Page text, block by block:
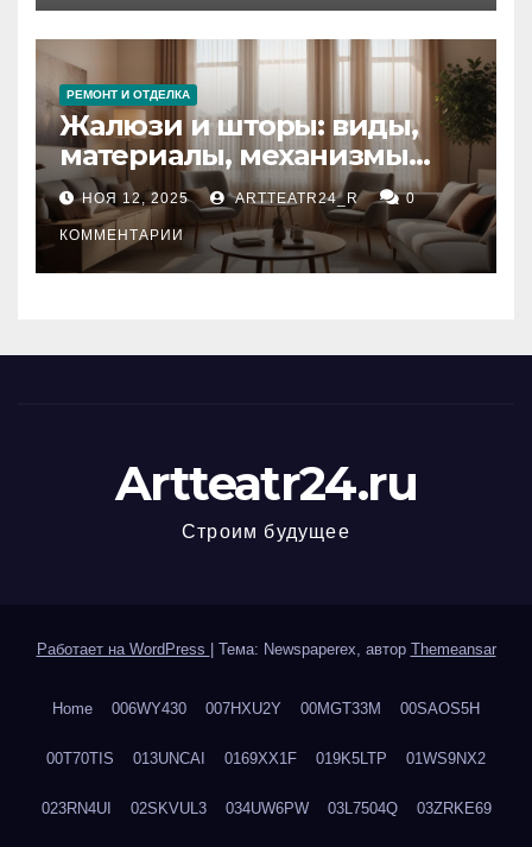
РЕМОНТ И ОТДЕЛКА
Жалюзи и шторы: виды,
материалы, механизмы
управления и уход
НОЯ 12, 2025 ARTTEATR24_R 0
КОММЕНТАРИИ
Artteatr24.ru
Строим будущее
Работает на WordPress | Тема: Newspaperex, автор Themeansar
Home 006WY430 007HXU2Y 00MGT33M 00SAOS5H
00T70TIS 013UNCAI 0169XX1F 019K5LTP 01WS9NX2
023RN4UI 02SKVUL3 034UW6PW 03L7504Q 03ZRKE69